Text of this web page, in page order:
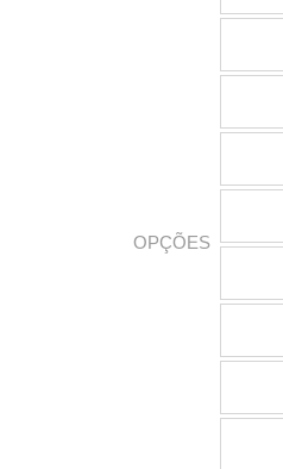
OPÇÕES